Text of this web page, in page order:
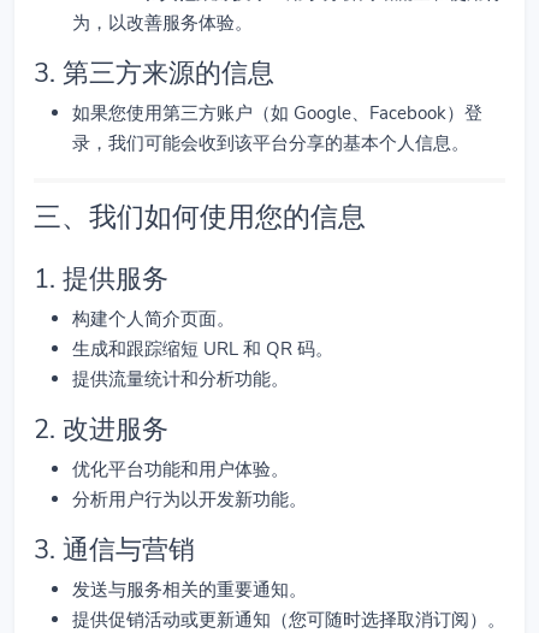
为，以改善服务体验。
3. 第三方来源的信息
如果您使用第三方账户（如 Google、Facebook）登
录，我们可能会收到该平台分享的基本个人信息。
三、我们如何使用您的信息
1. 提供服务
构建个人简介页面。
生成和跟踪缩短 URL 和 QR 码。
提供流量统计和分析功能。
2. 改进服务
优化平台功能和用户体验。
分析用户行为以开发新功能。
3. 通信与营销
发送与服务相关的重要通知。
提供促销活动或更新通知（您可随时选择取消订阅）。